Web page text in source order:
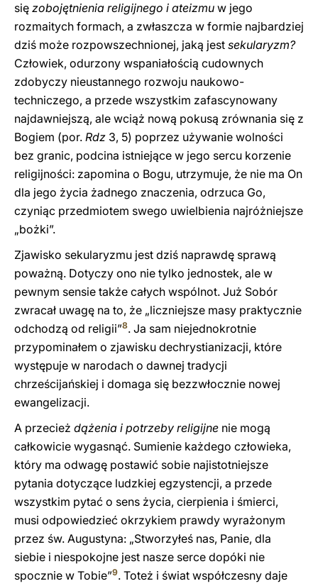
się zobojętnienia religijnego i ateizmu w jego
rozmaitych formach, a zwłaszcza w formie najbardziej
dziś może rozpowszechnionej, jaką jest sekularyzm?
Człowiek, odurzony wspaniałością cudownych
zdobyczy nieustannego rozwoju naukowo-
techniczego, a przede wszystkim zafascynowany
najdawniejszą, ale wciąż nową pokusą zrównania się z
Bogiem (por. Rdz 3, 5) poprzez używanie wolności
bez granic, podcina istniejące w jego sercu korzenie
religijności: zapomina o Bogu, utrzymuje, że nie ma On
dla jego życia żadnego znaczenia, odrzuca Go,
czyniąc przedmiotem swego uwielbienia najróżniejsze
„bożki”.
Zjawisko sekularyzmu jest dziś naprawdę sprawą
poważną. Dotyczy ono nie tylko jednostek, ale w
pewnym sensie także całych wspólnot. Już Sobór
zwracał uwagę na to, że „liczniejsze masy praktycznie
odchodzą od religii”8. Ja sam niejednokrotnie
przypominałem o zjawisku dechrystianizacji, które
występuje w narodach o dawnej tradycji
chrześcijańskiej i domaga się bezzwłocznie nowej
ewangelizacji.
A przecież dążenia i potrzeby religijne nie mogą
całkowicie wygasnąć. Sumienie każdego człowieka,
który ma odwagę postawić sobie najistotniejsze
pytania dotyczące ludzkiej egzystencji, a przede
wszystkim pytać o sens życia, cierpienia i śmierci,
musi odpowiedzieć okrzykiem prawdy wyrażonym
przez św. Augustyna: „Stworzyłeś nas, Panie, dla
siebie i niespokojne jest nasze serce dopóki nie
spocznie w Tobie”9. Toteż i świat współczesny daje